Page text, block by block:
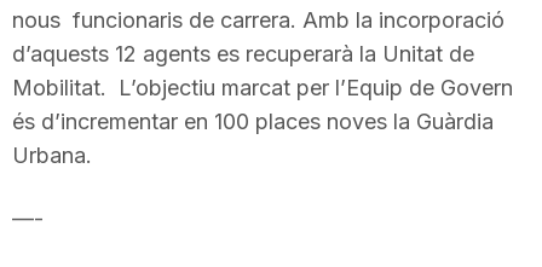
nous funcionaris de carrera. Amb la incorporació
d’aquests 12 agents es recuperarà la Unitat de
Mobilitat. L’objectiu marcat per l’Equip de Govern
és d’incrementar en 100 places noves la Guàrdia
Urbana.
—-